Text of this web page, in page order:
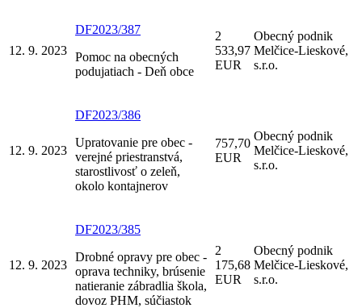
12. 9. 2023
DF2023/387
Pomoc na obecných
podujatiach - Deň obce
2
533,97
EUR
Obecný podnik
Melčice-Lieskové,
s.r.o.
12. 9. 2023
DF2023/386
Upratovanie pre obec -
verejné priestranstvá,
starostlivosť o zeleň,
okolo kontajnerov
757,70
EUR
Obecný podnik
Melčice-Lieskové,
s.r.o.
12. 9. 2023
DF2023/385
Drobné opravy pre obec -
oprava techniky, brúsenie
natieranie zábradlia škola,
dovoz PHM, súčiastok
2
175,68
EUR
Obecný podnik
Melčice-Lieskové,
s.r.o.